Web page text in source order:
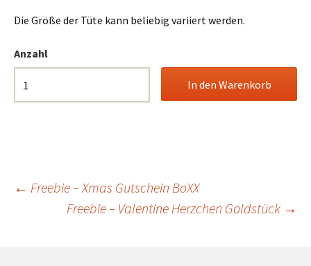
Die Größe der Tüte kann beliebig variiert werden.
Anzahl
Beitrags-
← Freebie – Xmas Gutschein BoXX
Freebie – Valentine Herzchen Goldstück →